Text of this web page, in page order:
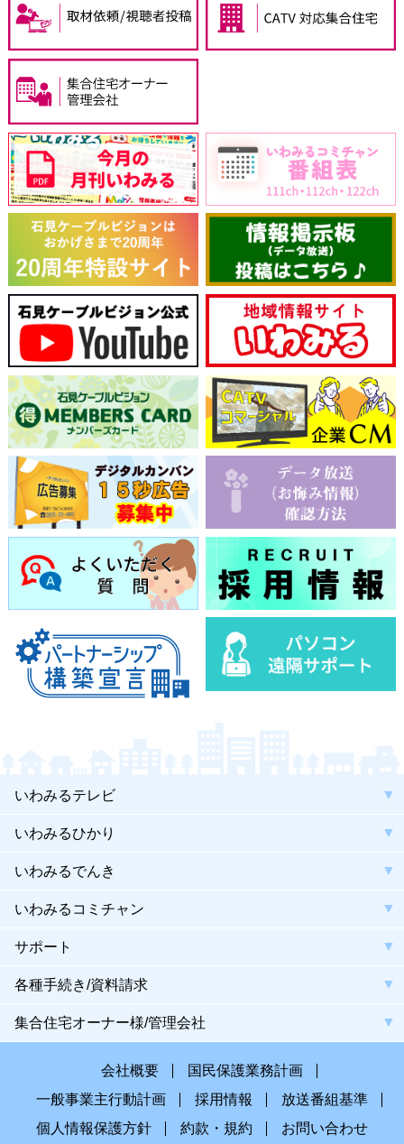
いわみるテレビ
いわみるひかり
いわみるでんき
いわみるコミチャン
サポート
各種手続き/資料請求
集合住宅オーナー様/管理会社
会社概要
国民保護業務計画
一般事業主行動計画
採用情報
放送番組基準
個人情報保護方針
約款・規約 お問い合わせ